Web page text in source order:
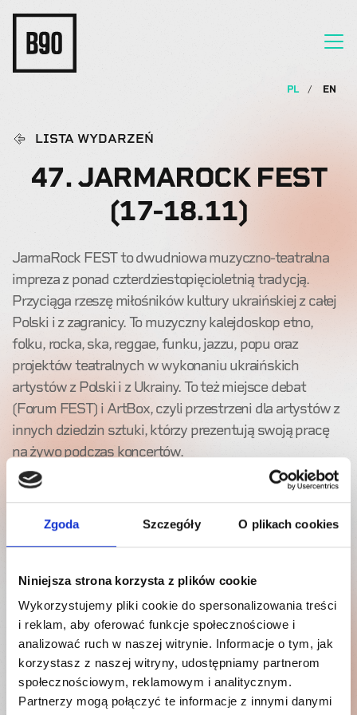
Zgoda Szczegóły O plikach cookies
Niniejsza strona korzysta z plików cookie
Wykorzystujemy pliki cookie do spersonalizowania treści
i reklam, aby oferować funkcje społecznościowe i
analizować ruch w naszej witrynie. Informacje o tym, jak
korzystasz z naszej witryny, udostępniamy partnerom
społecznościowym, reklamowym i analitycznym.
Partnerzy mogą połączyć te informacje z innymi danymi
PL EN
LISTA WYDARZEŃ
47. JARMAROCK FEST
(17-18.11)
JarmaRock FEST to dwudniowa muzyczno-teatralna
impreza z ponad czterdziestopięcioletnią tradycją.
Przyciąga rzeszę miłośników kultury ukraińskiej z całej
Polski i z zagranicy. To muzyczny kalejdoskop etno,
folku, rocka, ska, reggae, funku, jazzu, popu oraz
projektów teatralnych w wykonaniu ukraińskich
artystów z Polski i z Ukrainy. To też miejsce debat
(Forum FEST) i ArtBox, czyli przestrzeni dla artystów z
innych dziedzin sztuki, którzy prezentują swoją pracę
na żywo podczas koncertów.
W tym roku koncerty będą poświęcone obrońcom
Ukrainy i tysiącom wolontariuszy, którzy z wielkim
sercem i oddaniem niosą pomoc tym, którzy ucierpieli
podczas inwazji rosji na ukraińską ziemię. Organizują
zbiórki na wyposażenie dla oddziałów Sił Zbrojnych
oraz przywożą pomoc humanitarną dla najbardziej
potrzebujących w rejonach walk i wielkich zniszczeń.
Na dużej scenie klubu B90 zaprezentują się zarówno
młodzi wykonawcy jak i znane zespoły, wystąpi teatr